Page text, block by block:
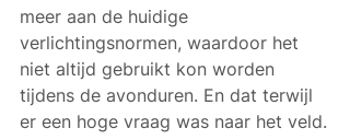
meer aan de huidige
verlichtingsnormen, waardoor het
niet altijd gebruikt kon worden
tijdens de avonduren. En dat terwijl
er een hoge vraag was naar het veld.